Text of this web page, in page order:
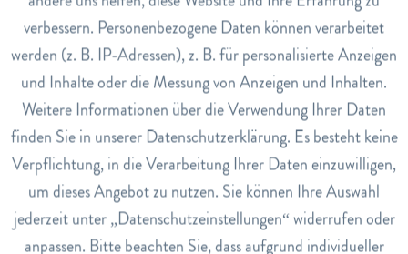
ein. Sie sollte senkrecht stehen und am Ohr abdichtend
aufsitzen. Die Brenndauer beträgt ca. 10min. und sie darf
nicht weiter als zur roten Markierung herunterbrennen.
Nehmen Sie sie vorsichtig aus dem Ohr und löschen sie in
einem bereitgestellten Wasserglas.
Hinweise
Nach der Anwendung 15-20 Minuten ruhen.
Art.Nr.
110013845
Marketing
Tracking Inaktiv
Service Inaktiv
verbessern. Personenbezogene Daten können verarbeitet
werden (z. B. IP-Adressen), z. B. für personalisierte Anzeigen
und Inhalte oder die Messung von Anzeigen und Inhalten.
Weitere Informationen über die Verwendung Ihrer Daten
finden Sie in unserer Datenschutzerklärung. Es besteht keine
Verpflichtung, in die Verarbeitung Ihrer Daten einzuwilligen,
um dieses Angebot zu nutzen. Sie können Ihre Auswahl
jederzeit unter „Datenschutzeinstellungen“ widerrufen oder
anpassen. Bitte beachten Sie, dass aufgrund individueller